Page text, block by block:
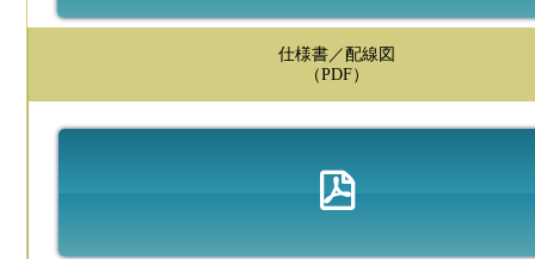
仕様書／配線図
（PDF）